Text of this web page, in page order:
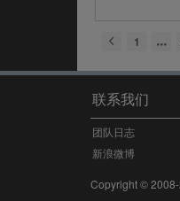
1
联系我们
团队日志
新浪微博
Copyright ©